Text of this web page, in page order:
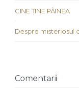
CINE ȚINE PÂINEA
Despre misteriosul
Comentarii